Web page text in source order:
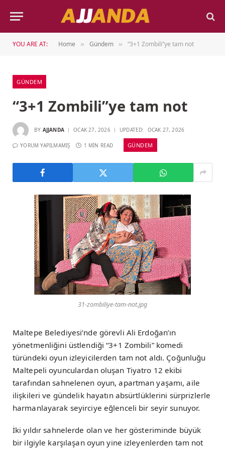
YOU ARE AT: Home » Gündem » “3+1 Zombili”ye tam not
GÜNDEM
“3+1 Zombili”ye tam not
BY AJJANDA OCAK 27, 2026 UPDATED: OCAK 27, 2026
YORUM YAPILMAMIŞ 1 MIN READ GÜNDEM
31-zombiliye-tam-not.jpg
Maltepe Belediyesi’nde görevli Ali Erdoğan’ın
yönetmenliğini üstlendiği “3+1 Zombili” komedi
türündeki oyun izleyicilerden tam not aldı. Çoğunluğu
Maltepeli oyunculardan oluşan Tiyatro 12 ekibi
tarafından sahnelenen oyun, apartman yaşamı, aile
ilişkileri ve gündelik hayatın absürtlüklerini sürprizlerle
harmanlayarak seyirciye eğlenceli bir seyir sunuyor.
İki yıldır sahnelerde olan ve her gösteriminde büyük
bir ilgiyle karşılaşan oyun yine izleyenlerden tam not